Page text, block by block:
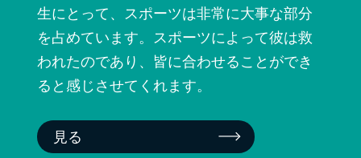
生にとって、スポーツは非常に大事な部分
を占めています。スポーツによって彼は救
われたのであり、皆に合わせることができ
ると感じさせてくれます。
見る